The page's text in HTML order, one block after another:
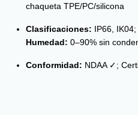
chaqueta TPE/PC/silicona
Clasificaciones: IP66, IK04;
Humedad: 0–90% sin
Conformidad: NDAA ✓;